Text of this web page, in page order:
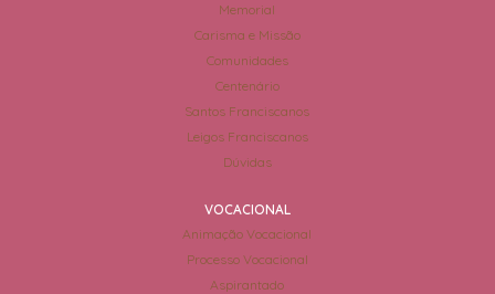
Memorial
Carisma e Missão
Comunidades
Centenário
Santos Franciscanos
Leigos Franciscanos
Dúvidas
VOCACIONAL
Animação Vocacional
Processo Vocacional
Aspirantado